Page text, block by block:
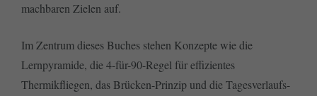
machbaren Zielen auf.
Im Zentrum dieses Buches stehen Konzepte wie die
Lernpyramide, die 4-für-90-Regel für effizientes
Thermikfliegen, das Brücken-Prinzip und die Tagesverlaufs-